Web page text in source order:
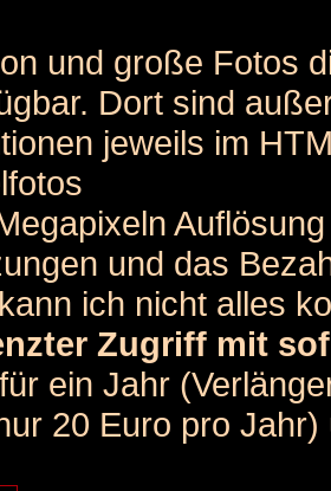
und große Fotos
Dort sind
jeweils im
und das
ich nicht alles
Zugriff mit
ein Jahr
20 Euro pro